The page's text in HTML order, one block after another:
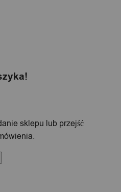
sklepu lub przejść